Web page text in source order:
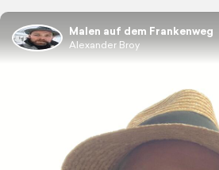
Malen auf dem Frankenweg
Alexander Broy